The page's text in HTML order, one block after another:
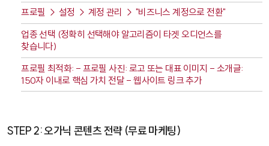
프로필 → 설정 → 계정 관리 → "비즈니스 계정으로 전환"
업종 선택 (정확히 선택해야 알고리즘이 타겟 오디언스를
찾습니다)
프로필 최적화: - 프로필 사진: 로고 또는 대표 이미지 - 소개글:
150자 이내로 핵심 가치 전달 - 웹사이트 링크 추가
STEP 2: 오가닉 콘텐츠 전략 (무료 마케팅)